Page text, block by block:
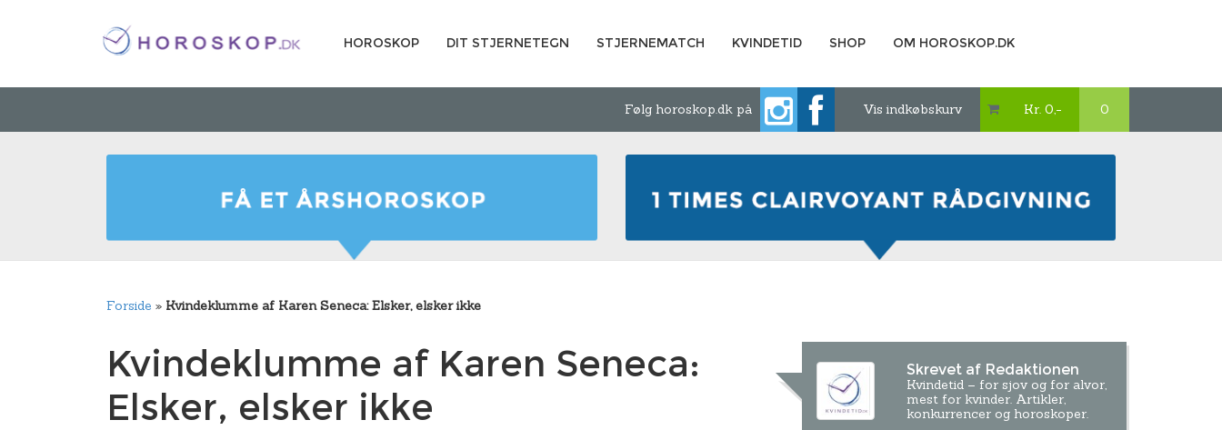
HOROSKOP DIT STJERNETEGN STJERNEMATCH KVINDETID SHOP OM HOROSKOP.DK
Følg horoskop.dk på Vis indkøbskurv  Kr. 0,- 0
Forside » Kvindeklumme af Karen Seneca: Elsker, elsker ikke
Skrevet af Redaktionen
Kvindetid – for sjov og for alvor,
mest for kvinder. Artikler,
konkurrencer og horoskoper.
Kvindeklumme af Karen Seneca:
Elsker, elsker ikke